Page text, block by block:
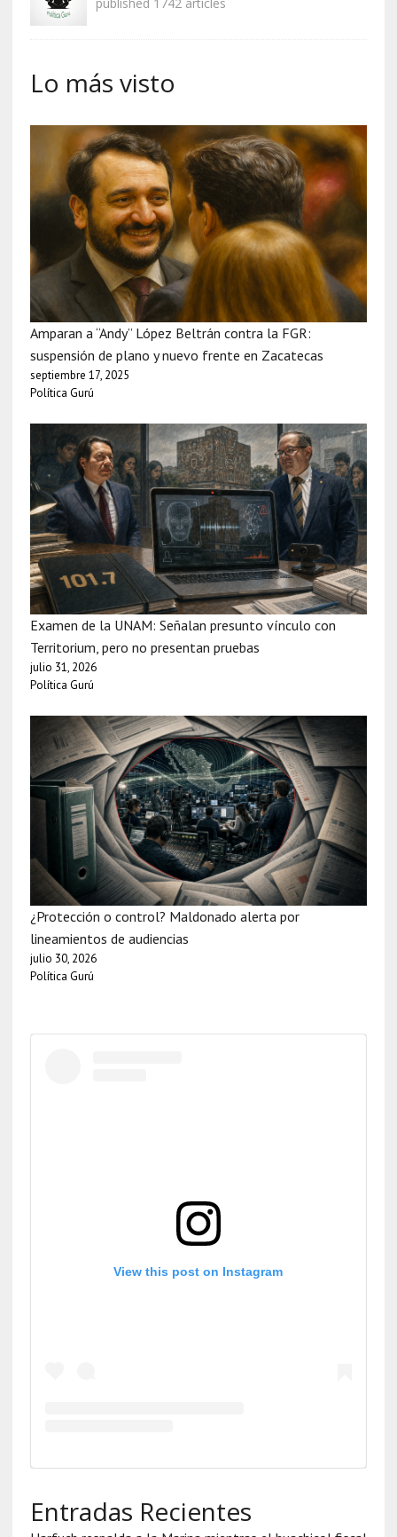
Lo más visto
Amparan a “Andy” López Beltrán contra la FGR:
suspensión de plano y nuevo frente en Zacatecas
septiembre 17, 2025
Política Gurú
Examen de la UNAM: Señalan presunto vínculo con
Territorium, pero no presentan pruebas
julio 31, 2026
Política Gurú
¿Protección o control? Maldonado alerta por
lineamientos de audiencias
julio 30, 2026
Política Gurú
View this post on Instagram
Entradas Recientes